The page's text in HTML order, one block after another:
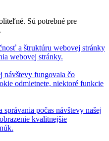
Sú potrebné pre
a štruktúru webovej stránky
webovej stránky.
návštevy fungovala čo
odmietnete, niektoré funkcie
počas návštevy našej
kvalitnejšie